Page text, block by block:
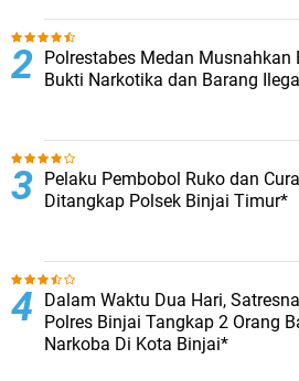
Polrestabes Medan Musnahkan
Bukti Narkotika dan Barang
Pelaku Pembobol Ruko dan
Ditangkap Polsek Binjai Timur*
Dalam Waktu Dua Hari,
Polres Binjai Tangkap 2 Orang
Narkoba Di Kota Binjai*